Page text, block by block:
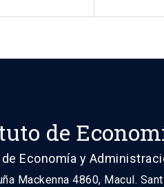
de
Economía y
Mackenna 4860, Macul.